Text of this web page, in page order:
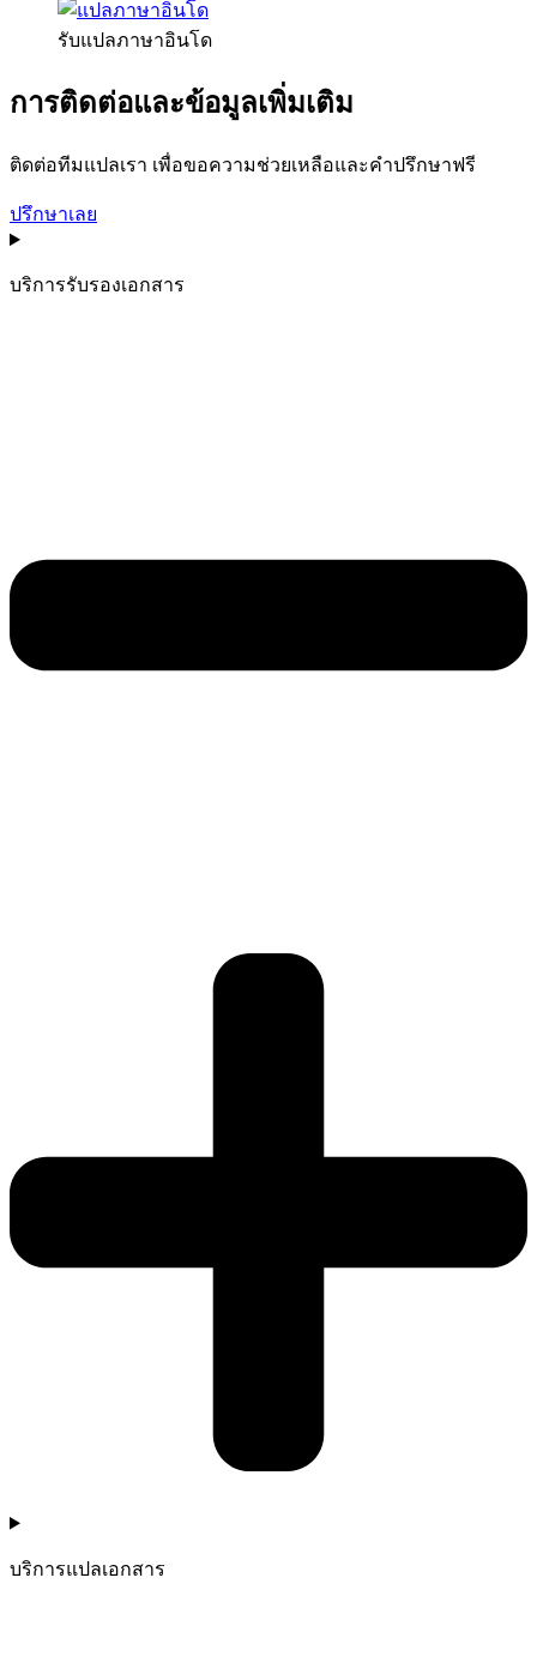
รับแปลภาษาอินโด
การติดต่อและข้อมูลเพิ่มเติม
ติดต่อทีมแปลเรา เพื่อขอความช่วยเหลือและคำปรึกษาฟรี
ปรึกษาเลย
บริการรับรองเอกสาร
บริการแปลเอกสาร